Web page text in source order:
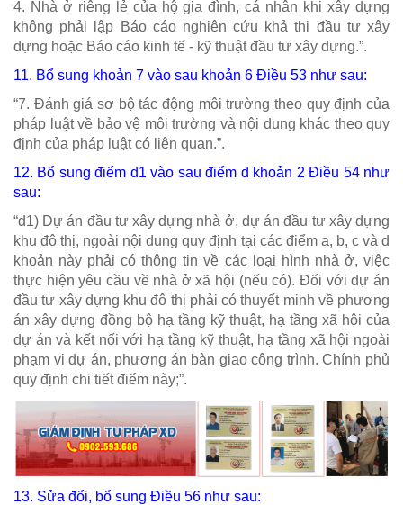
4. Nhà ở riêng lẻ của hộ gia đình, cá nhân khi xây dựng
không phải lập Báo cáo nghiên cứu khả thi đầu tư xây
dựng hoặc Báo cáo kinh tế - kỹ thuật đầu tư xây dựng.”.
11. Bổ sung khoản 7 vào sau khoản 6 Điều 53 như sau:
“7. Đánh giá sơ bộ tác động môi trường theo quy định của
pháp luật về bảo vệ môi trường và nội dung khác theo quy
định của pháp luật có liên quan.”.
12. Bổ sung điểm d1 vào sau điểm d khoản 2 Điều 54 như
sau:
“d1) Dự án đầu tư xây dựng nhà ở, dự án đầu tư xây dựng
khu đô thị, ngoài nội dung quy định tại các điểm a, b, c và d
khoản này phải có thông tin về các loại hình nhà ở, việc
thực hiện yêu cầu về nhà ở xã hội (nếu có). Đối với dự án
đầu tư xây dựng khu đô thị phải có thuyết minh về phương
án xây dựng đồng bộ hạ tầng kỹ thuật, hạ tầng xã hội của
dự án và kết nối với hạ tầng kỹ thuật, hạ tầng xã hội ngoài
phạm vi dự án, phương án bàn giao công trình. Chính phủ
quy định chi tiết điểm này;”.
13. Sửa đổi, bổ sung Điều 56 như sau: